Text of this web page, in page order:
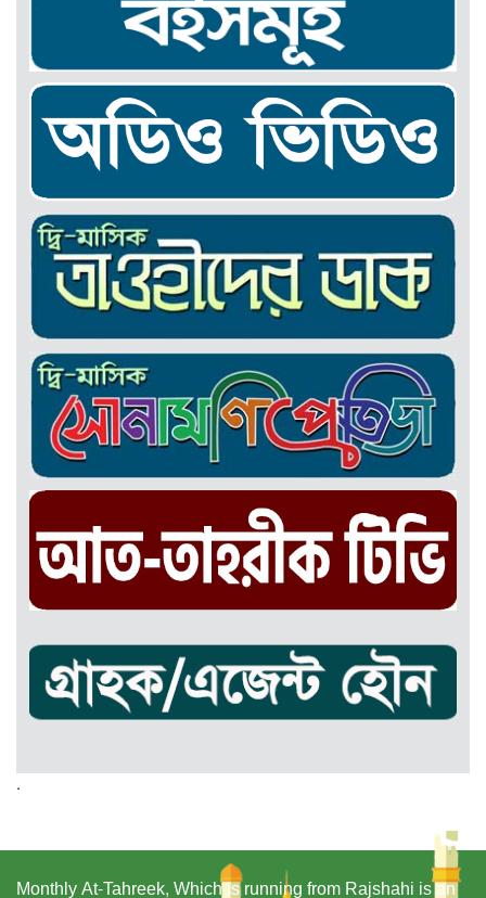
.
Monthly At-Tahreek, Which is running from Rajshahi is an